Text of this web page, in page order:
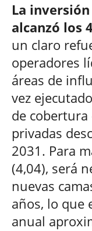
La
alcanzó los
un claro
operadores
áreas de
vez
de
privadas
2031. Para
(4,04), será
nuevas
años, lo que
anual